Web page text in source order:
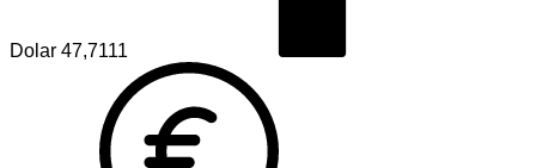
Dolar 47,7111